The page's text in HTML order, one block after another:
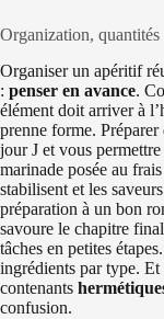
Organization,
Organiser un apéritif
: penser en avance.
élément doit arriver à
prenne forme.
jour J et vous
marinade posée au
stabilisent et les
préparation à un bon
savoure le chapitre
tâches en petites
ingrédients par type. Et
contenants
confusion.